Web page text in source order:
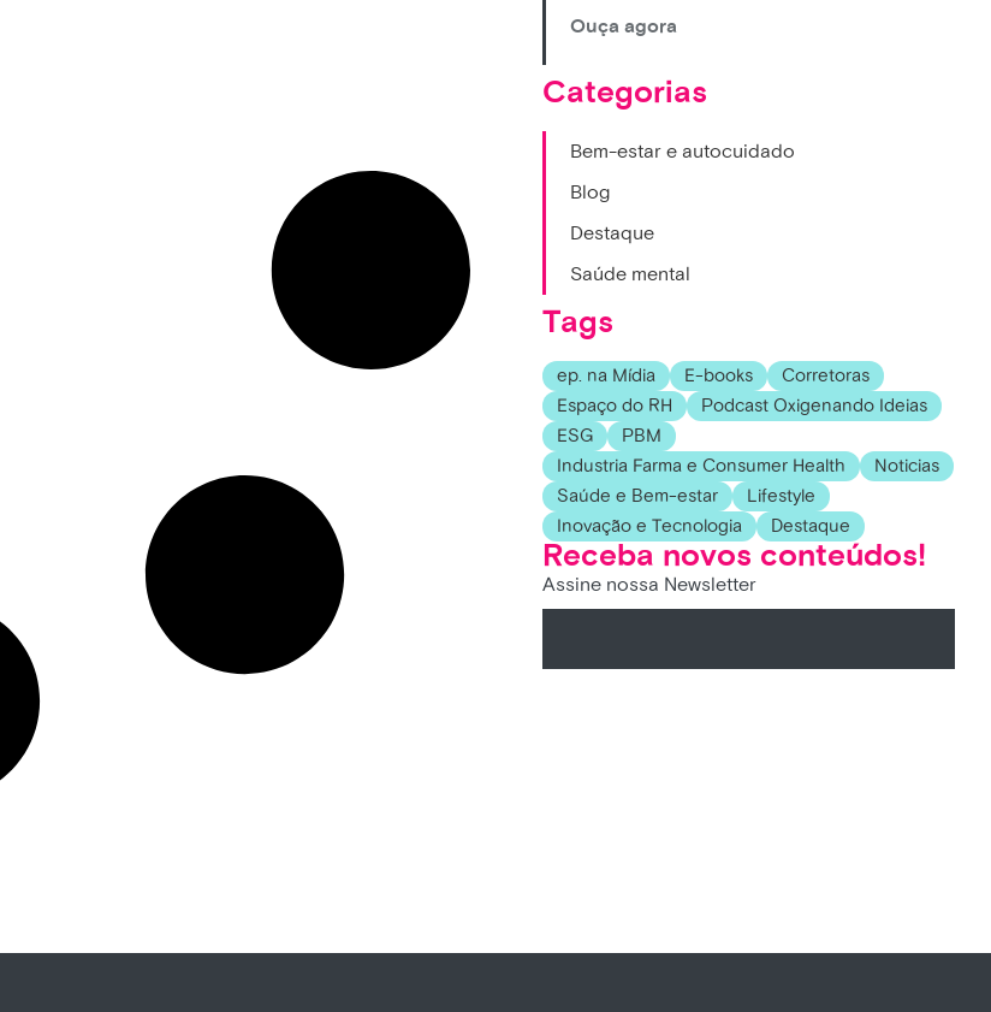
Ouça agora
Categorias
Bem-estar e autocuidado
Blog
Destaque
Saúde mental
Tags
ep. na Mídia E-books
Corretoras
Espaço do RH
Podcast Oxigenando Ideias
ESG
PBM
Industria Farma e Consumer Health
Noticias
Saúde e Bem-estar
Lifestyle
Inovação e Tecnologia
Destaque
Receba novos conteúdos!
Assine nossa Newsletter